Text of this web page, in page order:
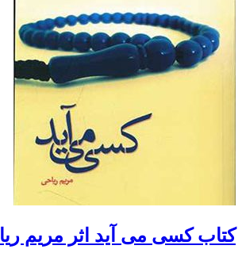
کتاب کسی می آید اثر مریم